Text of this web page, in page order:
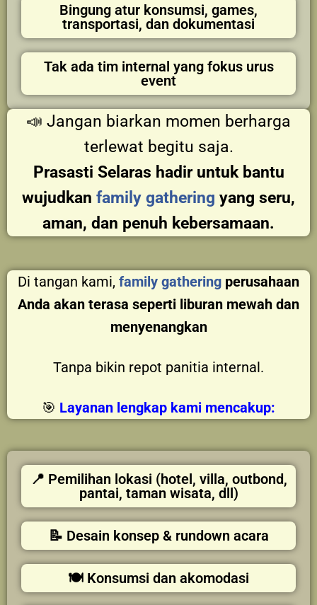
Bingung atur konsumsi, games,
transportasi, dan dokumentasi
Tak ada tim internal yang fokus urus
event
📣 Jangan biarkan momen berharga
terlewat begitu saja.
Prasasti Selaras hadir untuk bantu
wujudkan family gathering yang seru,
aman, dan penuh kebersamaan.
Di tangan kami, family gathering perusahaan
Anda akan terasa seperti liburan mewah dan
menyenangkan
Tanpa bikin repot panitia internal.
🎯 Layanan lengkap kami mencakup:
📍 Pemilihan lokasi (hotel, villa, outbond,
pantai, taman wisata, dll)
📝 Desain konsep & rundown acara
🍽️ Konsumsi dan akomodasi